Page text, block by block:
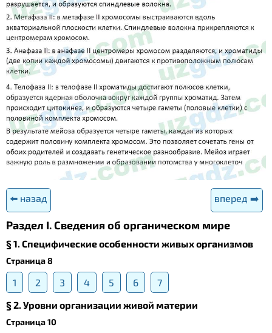
⬅️ назад вперед ➡️
Раздел I. Сведения об органическом мире
§ 1. Специфические особенности живых организмов
Страница 8
1 2 3 4 5 6
7
§ 2. Уровни организации живой материи
Страница 10